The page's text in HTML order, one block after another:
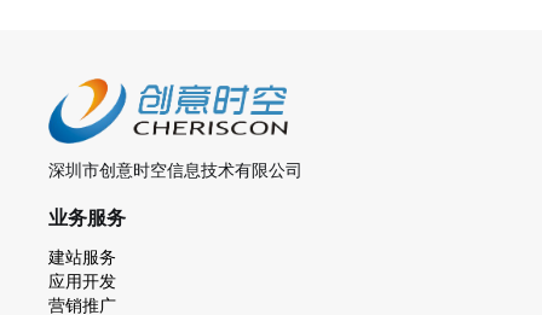
深圳市创意时空信息技术有限公司
业务服务
建站服务
应用开发
营销推广